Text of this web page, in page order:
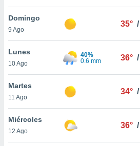
de
Domingo
9 Ago
35° /
Lunes
10 Ago
40%
0.6 mm
36° /
Martes
11 Ago
34° /
Miércoles
12 Ago
36° /